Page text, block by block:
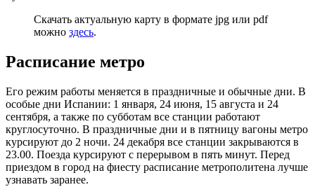
Скачать актуальную карту в формате jpg или pdf
можно здесь.
Расписание метро
Его режим работы меняется в праздничные и обычные дни. В
особые дни Испании: 1 января, 24 июня, 15 августа и 24
сентября, а также по субботам все станции работают
круглосуточно. В праздничные дни и в пятницу вагоны метро
курсируют до 2 ночи. 24 декабря все станции закрываются в
23.00. Поезда курсируют с перерывом в пять минут. Перед
приездом в город на фиесту расписание метрополитена лучше
узнавать заранее.